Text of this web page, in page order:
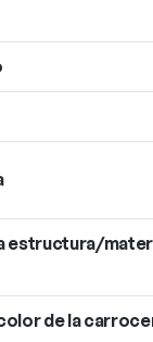
estructura/
de la